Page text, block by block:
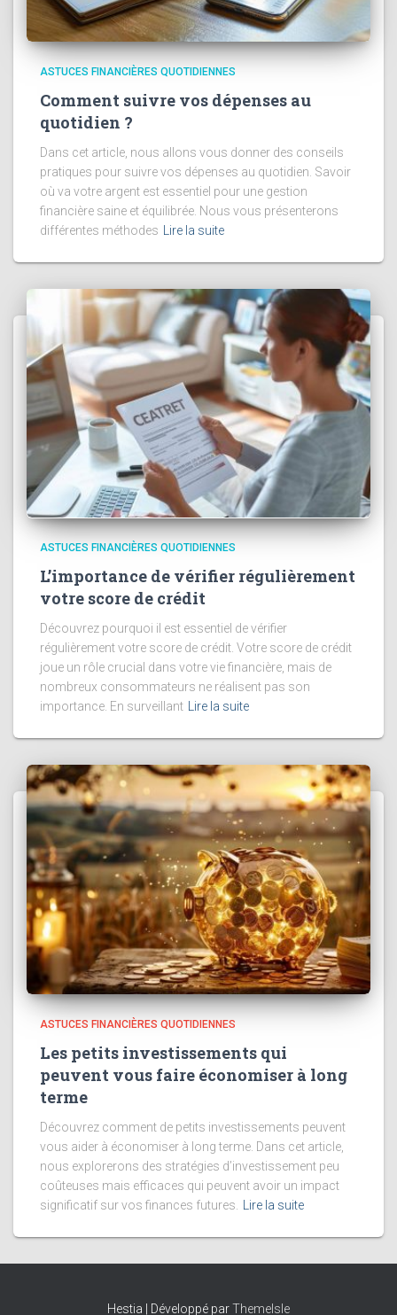
ASTUCES FINANCIÈRES QUOTIDIENNES
Comment suivre vos dépenses au
quotidien ?
Dans cet article, nous allons vous donner des conseils
pratiques pour suivre vos dépenses au quotidien. Savoir
où va votre argent est essentiel pour une gestion
financière saine et équilibrée. Nous vous présenterons
différentes méthodes
Lire la suite
ASTUCES FINANCIÈRES QUOTIDIENNES
L’importance de vérifier régulièrement
votre score de crédit
Découvrez pourquoi il est essentiel de vérifier
régulièrement votre score de crédit. Votre score de crédit
joue un rôle crucial dans votre vie financière, mais de
nombreux consommateurs ne réalisent pas son
importance. En surveillant Lire la suite
ASTUCES FINANCIÈRES QUOTIDIENNES
Les petits investissements qui
peuvent vous faire économiser à long
terme
Découvrez comment de petits investissements peuvent
vous aider à économiser à long terme. Dans cet article,
nous explorerons des stratégies d’investissement peu
coûteuses mais efficaces qui peuvent avoir un impact
significatif sur vos finances futures.
Lire la suite
Hestia | Développé parThemeIsle